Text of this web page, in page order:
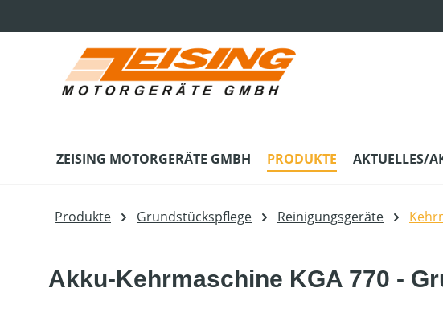
ZEISING MOTORGERÄTE GMBH PRODUKTE AKTUELLES/
Produkte Grundstückspflege Reinigungsgeräte
Akku-Kehrmaschine KGA 770 -